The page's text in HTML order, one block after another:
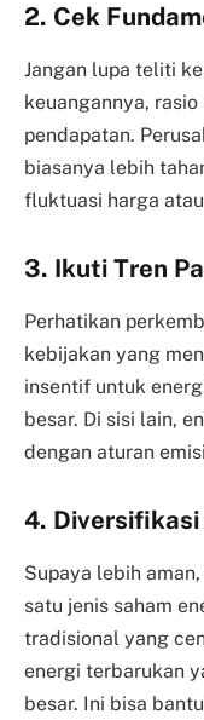
2. Cek
Jangan lupa teliti
keuangannya,
pendapatan.
biasanya lebih
fluktuasi harga
3. Ikuti Tren
Perhatikan
kebijakan yang
insentif untuk
besar. Di sisi lain,
dengan aturan
4.
Supaya lebih
satu jenis saham
tradisional yang
energi terbarukan
besar. Ini bisa